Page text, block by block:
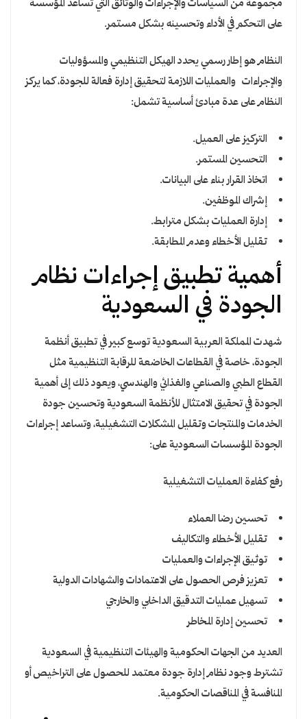
مجموعة من السياسات والإجراءات والوثائق التي تساعد المؤسسة
على التحكم في الأداء وتحسينه بشكل مستمر.
النظام هو إطار رسمي يحدد الهيكل التنظيمي والمسؤوليات
والإجراءات والعمليات اللازمة لتحقيق إدارة فعالة للجودة، كما يركز
النظام على عدة مبادئ أساسية تشمل:
التركيز على العميل.
التحسين المستمر.
اتخاذ القرار بناء على البيانات.
إشراك الموظفين.
إدارة العمليات بشكل مترابط.
تقليل الأخطاء وعدم المطابقة.
أهمية تطبيق إجراءات نظام
الجودة في السعودية
شهدت المملكة العربية السعودية توسع كبير في تطبيق أنظمة
الجودة، خاصة في القطاعات الخاضعة للرقابة التنظيمية مثل
القطاع الطبي والصناعي والغذائي والهندسي، ويعود ذلك إلى أهمية
الجودة في تحقيق الامتثال للأنظمة السعودية وتحسين جودة
الخدمات والمنتجات وتقليل المشكلات التشغيلية، وتساعد إجراءات
الجودة المؤسسات السعودية على:
رفع كفاءة العمليات التشغيلية
تحسين رضا العملاء
تقليل الأخطاء والتكاليف
توثيق الإجراءات والعمليات
تعزيز فرص الحصول على الاعتمادات والشهادات الدولية
تسهيل عمليات التدقيق الداخلي والخارجي
تحسين إدارة المخاطر
العديد من الجهات الحكومية والهيئات التنظيمية في السعودية
تشترط وجود نظام إدارة جودة معتمد للحصول على التراخيص أو
المنافسة في المناقصات الحكومية.